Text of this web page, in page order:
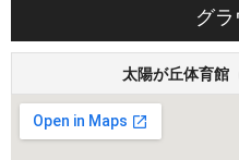
グ
太陽が丘体育館